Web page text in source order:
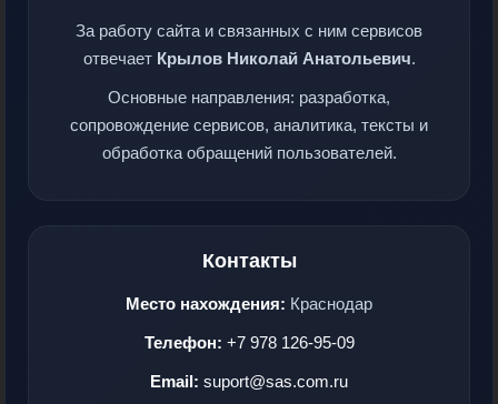
За работу сайта и связанных с ним сервисов
отвечает Крылов Николай Анатольевич.
Основные направления: разработка,
сопровождение сервисов, аналитика, тексты и
обработка обращений пользователей.
Контакты
Место нахождения: Краснодар
Телефон: +7 978 126-95-09
Email: suport@sas.com.ru